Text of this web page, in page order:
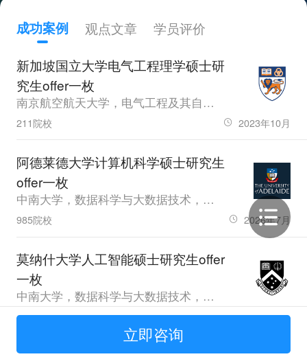
成功案例 观点文章
学员评价
新加坡国立大学电气工程理学硕士研
究生offer一枚
南京航空航天大学，电气工程及其自动化，已毕业，GPA85，雅思6.5
211院校 2023年10月
阿德莱德大学计算机科学硕士研究生
offer一枚
中南大学，数据科学与大数据技术，已毕业，GPA72.88
985院校 2026年7月
莫纳什大学人工智能硕士研究生offer
一枚
中南大学，数据科学与大数据技术，已毕业，GPA72.88
985院校 2026年7月
香港中文大学（深圳）通信工程理学
立即咨询